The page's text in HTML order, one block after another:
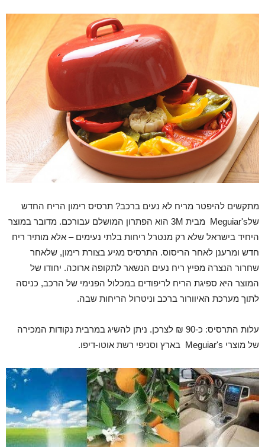
מתקשים להיפטר מריח לא נעים ברכב? תרסיס רימון הריח החדש
שלMeguiar's מבית 3M הוא הפתרון המושלם עבורכם. מדובר במוצר
היחיד בישראל שלא רק מנטרל ריחות בלתי נעימים – אלא מותיר ריח
חדש ומרענן לאחר הריסוס. התרסיס מגיע בצורת רימון, שלאחר
שחרור הנצרה מפיץ ריח נעים הנשאר לתקופה ארוכה. יחודו של
המוצר היא ספיגת הריח לריפודים במכלול הפנימי של הרכב, כניסה
לתוך מערכת האיוורור ברכב וניטרול הריחות שבה.
עלות התרסיס: כ-90 ₪ לצרכן. ניתן להשיג במרבית נקודות המכירה
של מוצרי Meguiar's בארץ וסניפי רשת אוטו-דיפו.